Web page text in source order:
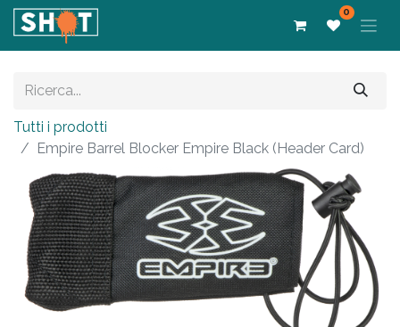
0
Tutti i prodotti
Empire Barrel Blocker Empire Black (Header Card)